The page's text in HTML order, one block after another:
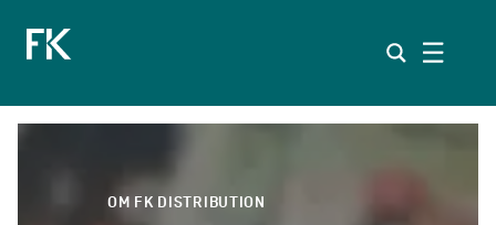
OM FK DISTRIBUTION